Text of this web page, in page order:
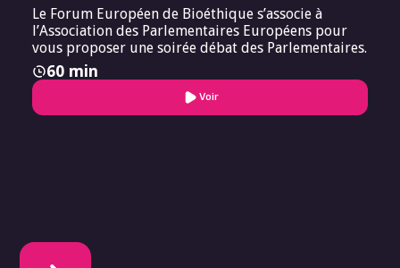
Le Forum Européen de Bioéthique s’associe à
l’Association des Parlementaires Européens pour
vous proposer une soirée débat des Parlementaires.
60 min
Voir